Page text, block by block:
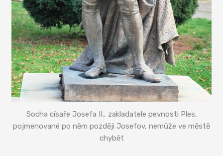
Socha císaře Josefa II., zakladatele pevnosti Ples,
pojmenované po něm později Josefov, nemůže ve městě
chybět